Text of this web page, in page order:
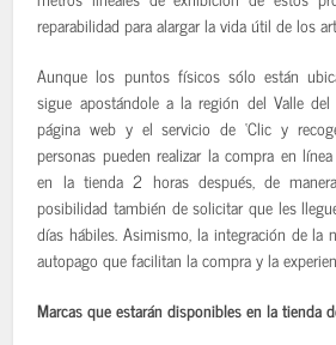
reparabilidad para alargar la vida útil de los
Aunque los puntos físicos sólo están
sigue apostándole a la región del Valle
página web y el servicio de ‘Clic y
personas pueden realizar la compra en
en la tienda 2 horas después, de
posibilidad también de solicitar que les
días hábiles. Asimismo, la integración de la
autopago que facilitan la compra y la
Marcas que estarán disponibles en la tienda